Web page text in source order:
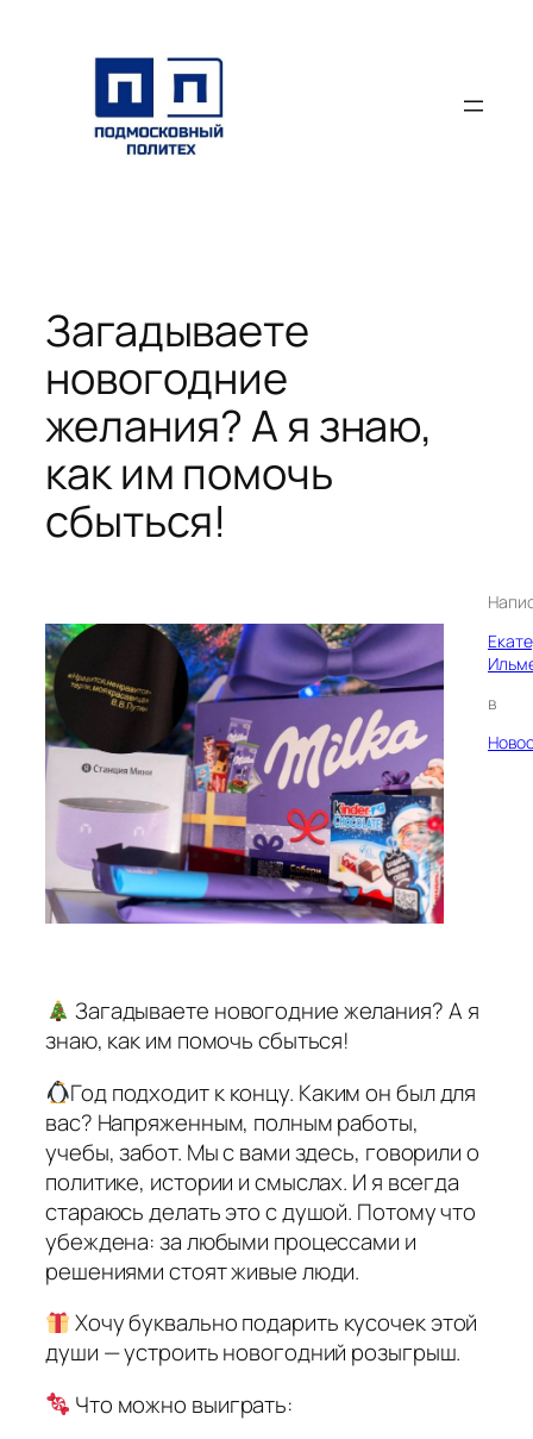
содержимому
Загадываете
новогодние
желания? А я знаю,
как им помочь
сбыться!
в
Загадываете новогодние желания? А я
знаю, как им помочь сбыться!
Год подходит к концу. Каким он был для
вас? Напряженным, полным работы,
учебы, забот. Мы с вами здесь, говорили о
политике, истории и смыслах. И я всегда
стараюсь делать это с душой. Потому что
убеждена: за любыми процессами и
решениями стоят живые люди.
Хочу буквально подарить кусочек этой
души — устроить новогодний розыгрыш.
Что можно выиграть: